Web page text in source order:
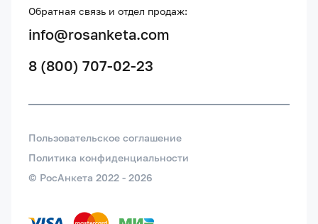
Обратная связь и отдел продаж:
info@rosanketa.com
8 (800) 707-02-23
Пользовательское соглашение
Политика конфиденциальности
© РосАнкета 2022 - 2026